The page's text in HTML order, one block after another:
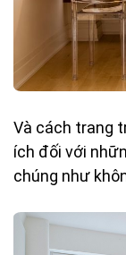
Và cách trang
ích đối với
chúng như